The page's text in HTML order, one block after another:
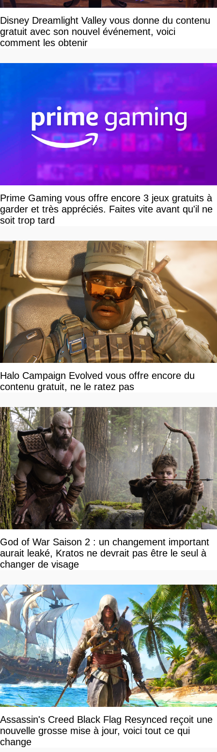
Disney Dreamlight Valley vous donne du contenu
gratuit avec son nouvel événement, voici
comment les obtenir
Prime Gaming vous offre encore 3 jeux gratuits à
garder et très appréciés. Faites vite avant qu'il ne
soit trop tard
Halo Campaign Evolved vous offre encore du
contenu gratuit, ne le ratez pas
God of War Saison 2 : un changement important
aurait leaké, Kratos ne devrait pas être le seul à
changer de visage
Assassin's Creed Black Flag Resynced reçoit une
nouvelle grosse mise à jour, voici tout ce qui
change